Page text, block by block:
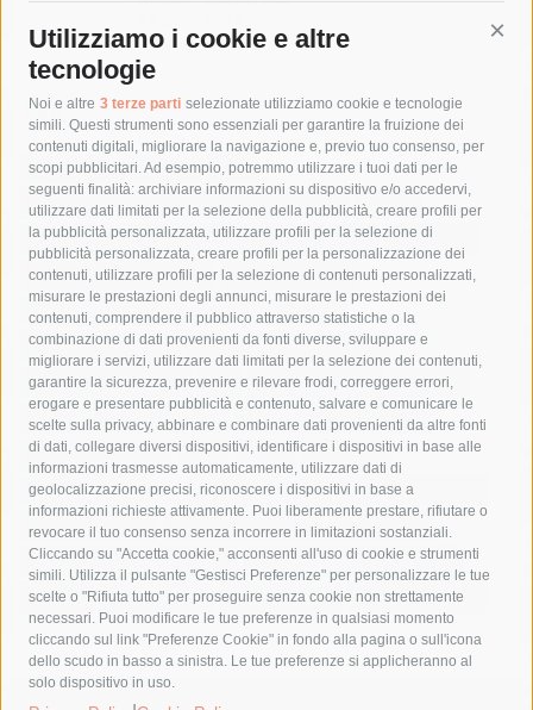
Utilizziamo i cookie e altre
tecnologie
Noi e altre 3 terze parti selezionate utilizziamo cookie e tecnologie
simili. Questi strumenti sono essenziali per garantire la fruizione dei
contenuti digitali, migliorare la navigazione e, previo tuo consenso, per
scopi pubblicitari. Ad esempio, potremmo utilizzare i tuoi dati per le
seguenti finalità: archiviare informazioni su dispositivo e/o accedervi,
utilizzare dati limitati per la selezione della pubblicità, creare profili per
la pubblicità personalizzata, utilizzare profili per la selezione di
pubblicità personalizzata, creare profili per la personalizzazione dei
contenuti, utilizzare profili per la selezione di contenuti personalizzati,
misurare le prestazioni degli annunci, misurare le prestazioni dei
contenuti, comprendere il pubblico attraverso statistiche o la
combinazione di dati provenienti da fonti diverse, sviluppare e
migliorare i servizi, utilizzare dati limitati per la selezione dei contenuti,
garantire la sicurezza, prevenire e rilevare frodi, correggere errori,
erogare e presentare pubblicità e contenuto, salvare e comunicare le
scelte sulla privacy, abbinare e combinare dati provenienti da altre fonti
di dati, collegare diversi dispositivi, identificare i dispositivi in base alle
informazioni trasmesse automaticamente, utilizzare dati di
geolocalizzazione precisi, riconoscere i dispositivi in base a
informazioni richieste attivamente. Puoi liberamente prestare, rifiutare o
revocare il tuo consenso senza incorrere in limitazioni sostanziali.
Cliccando su "Accetta cookie," acconsenti all'uso di cookie e strumenti
simili. Utilizza il pulsante "Gestisci Preferenze" per personalizzare le tue
scelte o "Rifiuta tutto" per proseguire senza cookie non strettamente
necessari. Puoi modificare le tue preferenze in qualsiasi momento
cliccando sul link "Preferenze Cookie" in fondo alla pagina o sull'icona
dello scudo in basso a sinistra. Le tue preferenze si applicheranno al
solo dispositivo in uso.
Tag
acqua allerta meteo
anas
area marina protetta di punta campanella
arresto
Asl Napoli 3 sud
capitaneria di porto capri
carabinieri
castellammare di stabia
circumvesuviana
comune di sorrento
concerto
contagi
costiera amalfitana
covid-19 eav
elezioni
fondazione sorrento
gori guardia costiera
incidente
lavori
lorenzo balducelli mare
massa lubrense
massimo coppola
Meta napoli
ordinanza
penisola sorrentina
piano di sorrento
polizia municipale
protezione civile
Regione Campania
sant'agnello
sindaco cuomo
sorrento studenti temporali
treni
turismo
Vico Equense villa fiorentino vincenzo de luca